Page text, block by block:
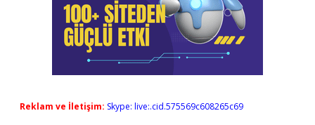
Reklam ve İletişim: Skype: live:.cid.575569c608265c69